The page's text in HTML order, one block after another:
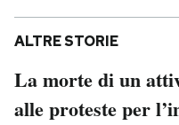
ALTRE STORIE
La morte di un
alle proteste per